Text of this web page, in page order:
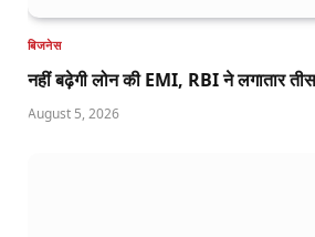
बिजनेस
नहीं बढ़ेगी लोन की EMI, RBI ने लगातार
August 5, 2026